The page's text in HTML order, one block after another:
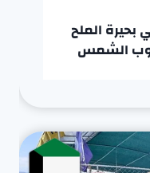
الملح
الشمس